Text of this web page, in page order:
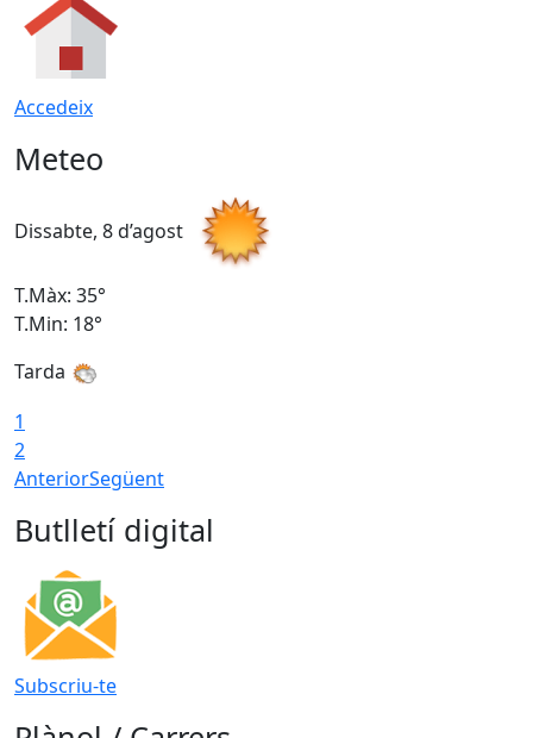
Accedeix
Meteo
Dissabte, 8 d’agost
T.Màx: 35°
T.Min: 18°
Tarda
1
2
AnteriorSegüent
Butlletí digital
Subscriu-te